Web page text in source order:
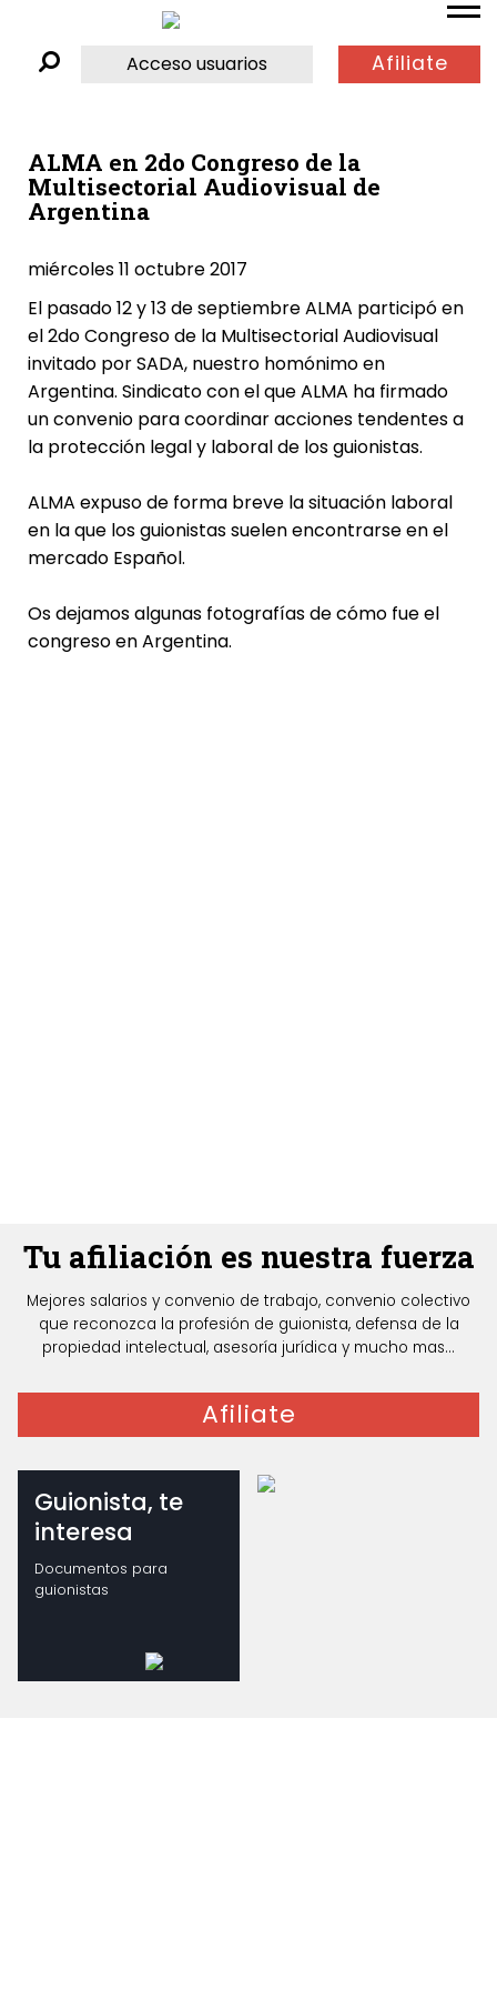
Acceso usuarios Afiliate
ALMA en 2do Congreso de la
Multisectorial Audiovisual de
Argentina
miércoles 11 octubre 2017
El pasado 12 y 13 de septiembre ALMA participó en
el 2do Congreso de la Multisectorial Audiovisual
invitado por SADA, nuestro homónimo en
Argentina. Sindicato con el que ALMA ha firmado
un convenio para coordinar acciones tendentes a
la protección legal y laboral de los guionistas.
ALMA expuso de forma breve la situación laboral
en la que los guionistas suelen encontrarse en el
mercado Español.
Os dejamos algunas fotografías de cómo fue el
congreso en Argentina.
Tu afiliación es nuestra fuerza
Mejores salarios y convenio de trabajo, convenio colectivo
que reconozca la profesión de guionista, defensa de la
propiedad intelectual, asesoría jurídica y mucho mas...
Afiliate
Guionista, te
interesa
Documentos para
guionistas